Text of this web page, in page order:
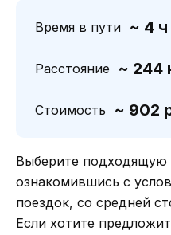
Время в пути ~ 4 ч
Расстояние ~ 244
Стоимость ~ 902
Выберите
ознакомившись с
поездок, со средней
Если хотите